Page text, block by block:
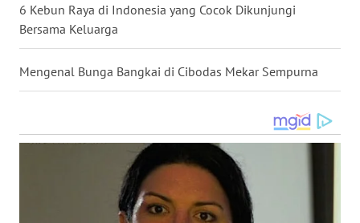
6 Kebun Raya di Indonesia yang Cocok Dikunjungi
Bersama Keluarga
Mengenal Bunga Bangkai di Cibodas Mekar Sempurna
WN
KARO
WN
LABUHANBATU